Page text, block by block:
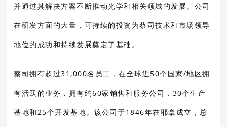
并通过其解决方案不断推动光学和相关领域的发展。公司
在研发方面的大量，可持续的投资为蔡司技术和市场领导
地位的成功和持续发展奠定了基础。
蔡司拥有超过31,000名员工，在全球近50个国家/地区拥
有活跃的业务，拥有约60家销售和服务公司，30个生产
基地和25个开发基地。该公司于1846年在耶拿成立，总